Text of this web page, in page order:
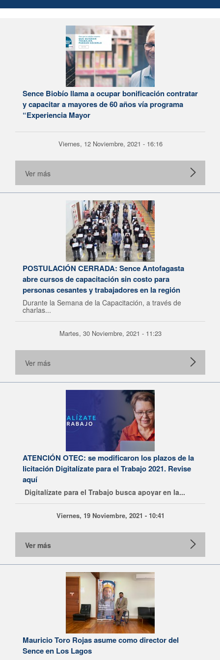
Sence Biobío llama a ocupar bonificación contratar
y capacitar a mayores de 60 años vía programa
“Experiencia Mayor
Viernes, 12 Noviembre, 2021 - 16:16
Ver más
POSTULACIÓN CERRADA: Sence Antofagasta
abre cursos de capacitación sin costo para
personas cesantes y trabajadores en la región
Durante la Semana de la Capacitación, a través de
charlas...
Martes, 30 Noviembre, 2021 - 11:23
Ver más
ATENCIÓN OTEC: se modificaron los plazos de la
licitación Digitalízate para el Trabajo 2021. Revise
aquí
Digitalízate para el Trabajo busca apoyar en la...
Viernes, 19 Noviembre, 2021 - 10:41
Ver más
Mauricio Toro Rojas asume como director del
Sence en Los Lagos